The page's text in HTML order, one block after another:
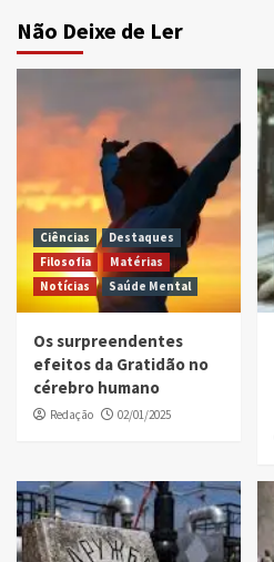
Não Deixe de Ler
Ciências
Destaques
Filosofia
Matérias
Notícias
Saúde Mental
Os surpreendentes
efeitos da Gratidão no
cérebro humano
Redação 02/01/2025